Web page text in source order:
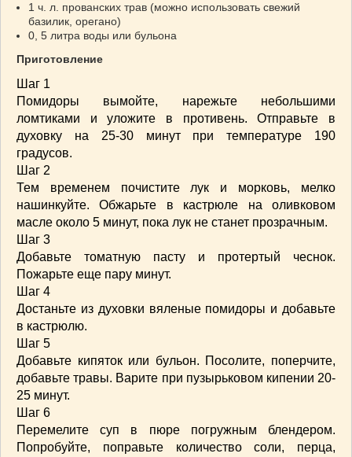
ДОМ и ДАЧА(140)
ВАШИ РЕЦЕПТЫ
(3)
МОДА
японская кухня(1)
1 ч. л. прованских трав (можно использовать свежий
базилик, орегано)
0, 5 литра воды или бульона
Приготовление
Шаг 1
Помидоры вымойте, нарежьте небольшими
ломтиками и уложите в противень. Отправьте в
духовку на 25-30 минут при температуре 190
градусов.
Шаг 2
Тем временем почистите лук и морковь, мелко
нашинкуйте. Обжарьте в кастрюле на оливковом
масле около 5 минут, пока лук не станет прозрачным.
Шаг 3
Добавьте томатную пасту и протертый чеснок.
Пожарьте еще пару минут.
Шаг 4
Достаньте из духовки вяленые помидоры и добавьте
в кастрюлю.
Шаг 5
Добавьте кипяток или бульон. Посолите, поперчите,
добавьте травы. Варите при пузырьковом кипении 20-
25 минут.
Шаг 6
Перемелите суп в пюре погружным блендером.
Попробуйте, поправьте количество соли, перца,